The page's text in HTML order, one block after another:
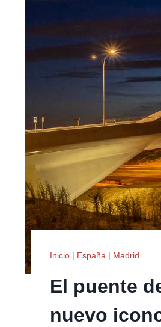
Inicio | España | Madrid
El puente
nuevo